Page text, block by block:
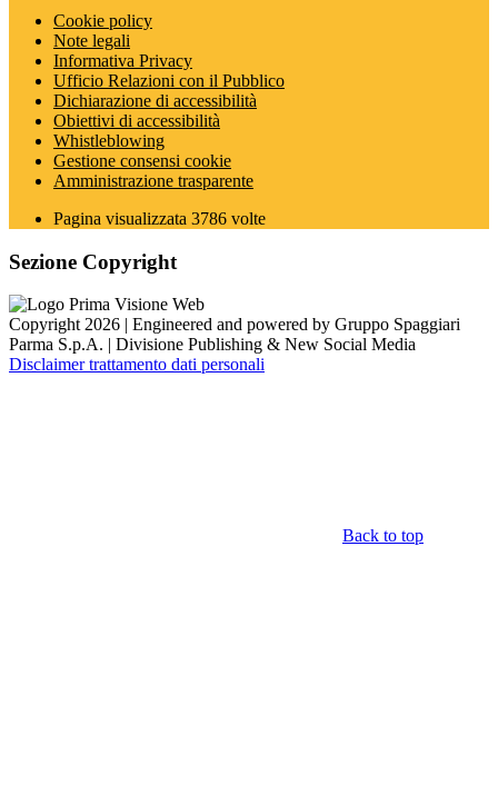
Cookie policy
Note legali
Informativa Privacy
Ufficio Relazioni con il Pubblico
Dichiarazione di accessibilità
Obiettivi di accessibilità
Whistleblowing
Gestione consensi cookie
Amministrazione trasparente
Pagina visualizzata 3786 volte
Sezione Copyright
Copyright 2026 | Engineered and powered by Gruppo Spaggiari
Parma S.p.A. | Divisione Publishing & New Social Media
Disclaimer trattamento dati personali
Back to top